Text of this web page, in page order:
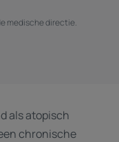
medische directie.
als atopisch
chronische